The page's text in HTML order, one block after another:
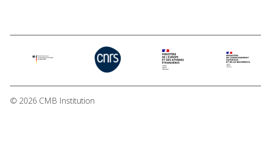
© 2026 CMB Institution